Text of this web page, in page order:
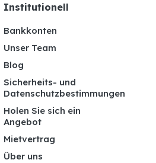
Institutionell
Bankkonten
Unser Team
Blog
Sicherheits- und
Datenschutzbestimmungen
Holen Sie sich ein
Angebot
Mietvertrag
Über uns